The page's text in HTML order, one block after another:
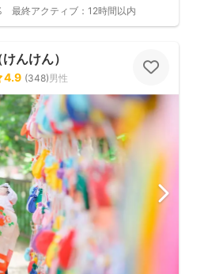
最終アクティブ： 12時間以内
んけん）
4.9 (348)男性